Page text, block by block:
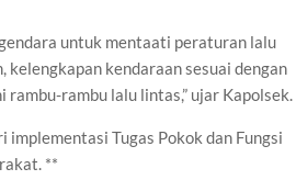
untuk mentaati peraturan lalu
kendaraan sesuai dengan
rambu lalu lintas,” ujar Kapolsek.
implementasi Tugas Pokok dan Fungsi
**